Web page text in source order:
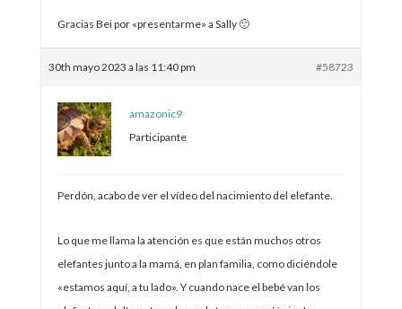
Gracias Bei por «presentarme» a Sally 🙂
30th mayo 2023 a las 11:40 pm #58723
amazonic9
Participante
Perdón, acabo de ver el vídeo del nacimiento del elefante.
Lo que me llama la atención es que están muchos otros
elefantes junto a la mamá, en plan familia, como diciéndole
«estamos aquí, a tu lado». Y cuando nace el bebé van los